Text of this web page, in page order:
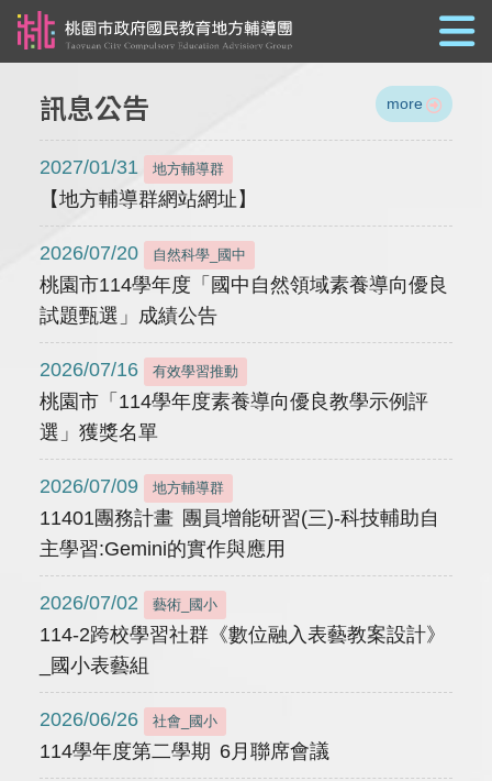
訊息公告 more
2027/01/31 地方輔導群
【地方輔導群網站網址】
2026/07/20 自然科學_國中
桃園市114學年度「國中自然領域素養導向優良
試題甄選」成績公告
2026/07/16 有效學習推動
桃園市「114學年度素養導向優良教學示例評
選」獲獎名單
2026/07/09 地方輔導群
11401團務計畫 團員增能研習(三)-科技輔助自
主學習:Gemini的實作與應用
2026/07/02 藝術_國小
114-2跨校學習社群《數位融入表藝教案設計》
_國小表藝組
2026/06/26 社會_國小
114學年度第二學期 6月聯席會議